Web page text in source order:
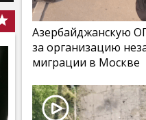
Азербайджанскую
за организацию
миграции в Москве